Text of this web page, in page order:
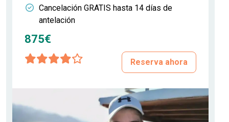
Cancelación GRATIS hasta 14 días de
antelación
875€
Reserva ahora